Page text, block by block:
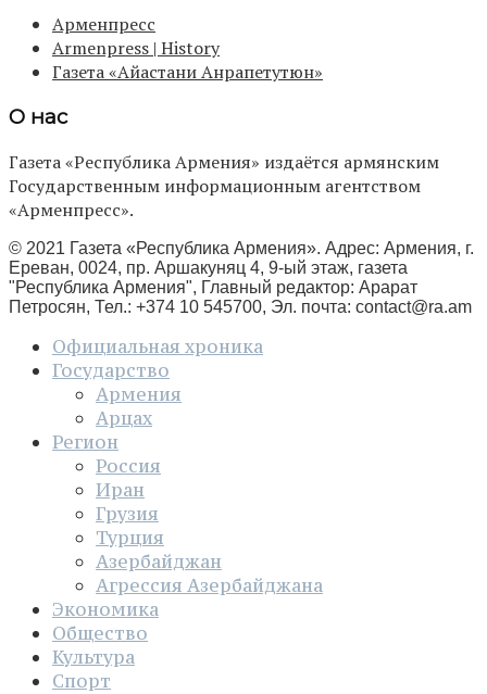
Арменпресс
Armenpress | History
Газета «Айастани Анрапетутюн»
О нас
Газета «Республика Армения» издаётся армянским
Государственным информационным агентством
«Арменпресс».
© 2021 Газета «Республика Армения». Адрес: Армения, г.
Ереван, 0024, пр. Аршакуняц 4, 9-ый этаж, газета
"Республика Армения", Главный редактор: Арарат
Петросян, Тел.: +374 10 545700, Эл. почта: contact@ra.am
Официальная хроника
Государство
Армения
Арцах
Регион
Россия
Иран
Грузия
Турция
Азербайджан
Агрессия Азербайджана
Экономика
Общество
Культура
Спорт